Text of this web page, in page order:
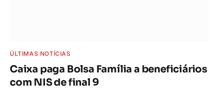
ÚLTIMAS NOTÍCIAS
Caixa paga Bolsa Família a beneficiários
com NIS de final 9